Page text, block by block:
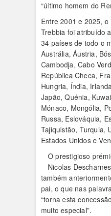
“último homem do
Entre 2001 e 2025,
Trebbia foi atribuído
34 países de todo o
Austrália, Áustria,
Cambodja, Cabo
República Checa,
Hungria, Índia,
Japão, Quénia,
Mónaco, Mongólia,
Russa, Eslováquia,
Tajiquistão, Turquia,
Estados Unidos e
O prestigioso
Nicolas
também
pai, o que nas
“torna esta
muito especial”.